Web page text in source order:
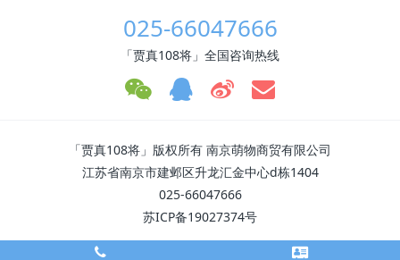
025-66047666
「贾真108将」全国咨询热线
「贾真108将」版权所有 南京萌物商贸有限公司
江苏省南京市建邺区升龙汇金中心d栋1404
025-66047666
苏ICP备19027374号